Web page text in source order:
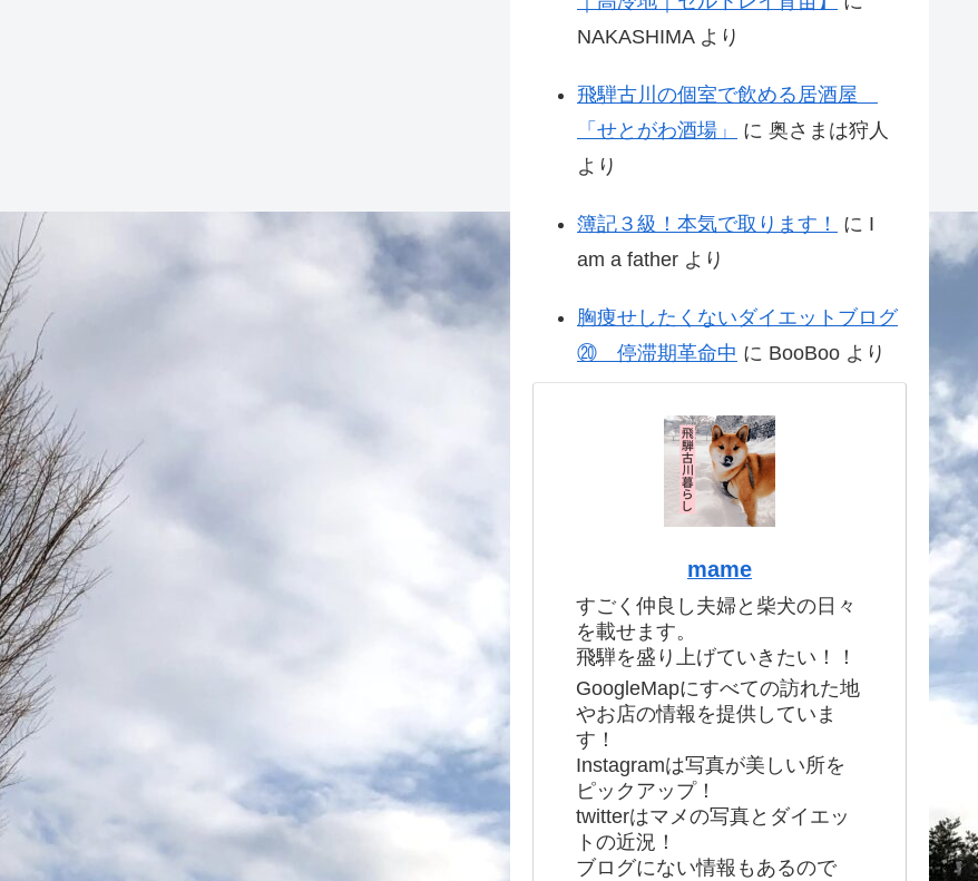
NAKASHIMAより
飛騨古川の個室で飲める居酒屋
「せとがわ酒場」
に 奥さまは狩人
より
簿記３級！本気で取ります！ に I
am a father より
胸痩せしたくないダイエットブログ
⑳ 停滞期革命中 に BooBoo より
mame
すごく仲良し夫婦と柴犬の日々
を載せます。
飛騨を盛り上げていきたい！！
GoogleMapにすべての訪れた地
やお店の情報を提供していま
す！
Instagramは写真が美しい所を
ピックアップ！
twitterはマメの写真とダイエッ
トの近況！
ブログにない情報もあるので